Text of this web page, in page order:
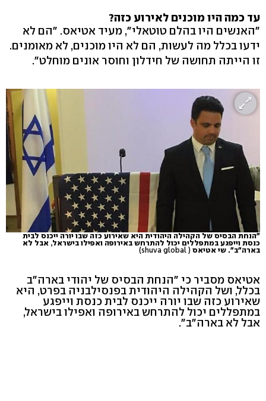
עד כמה היו מוכנים לאירוע כזה?
"האנשים היו בהלם טוטאלי", מעיד אטיאס. "הם לא
ידעו בכלל מה לעשות, הם לא היו מוכנים, לא מאומנים.
זו הייתה תחושה של חידלון וחוסר אונים מוחלט".
"הנחת הבסיס של הקהילה היהודית היא שאירוע כזה שבו יורה ייכנס לבית
כנסת וייפגע במתפללים יכול להתרחש באירופה ואפילו בישראל, אבל לא
בארה"ב". שי אטיאס ( shuva global)
אטיאס מסביר כי "הנחת הבסיס של יהודי בארה"ב
בכלל, ושל הקהילה היהודית בפנסילבניה בפרט, היא
שאירוע כזה שבו יורה ייכנס לבית כנסת וייפגע
במתפללים יכול להתרחש באירופה ואפילו בישראל,
אבל לא בארה"ב".